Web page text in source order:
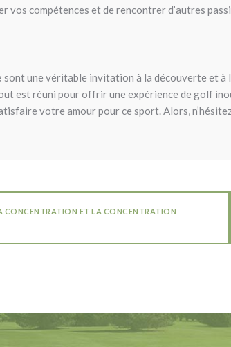
vos compétences et de rencontrer d’autres
sont une véritable invitation à la découverte et à
est réuni pour offrir une expérience de golf
votre amour pour ce sport. Alors,
CONCENTRATION ET LA CONCENTRATION